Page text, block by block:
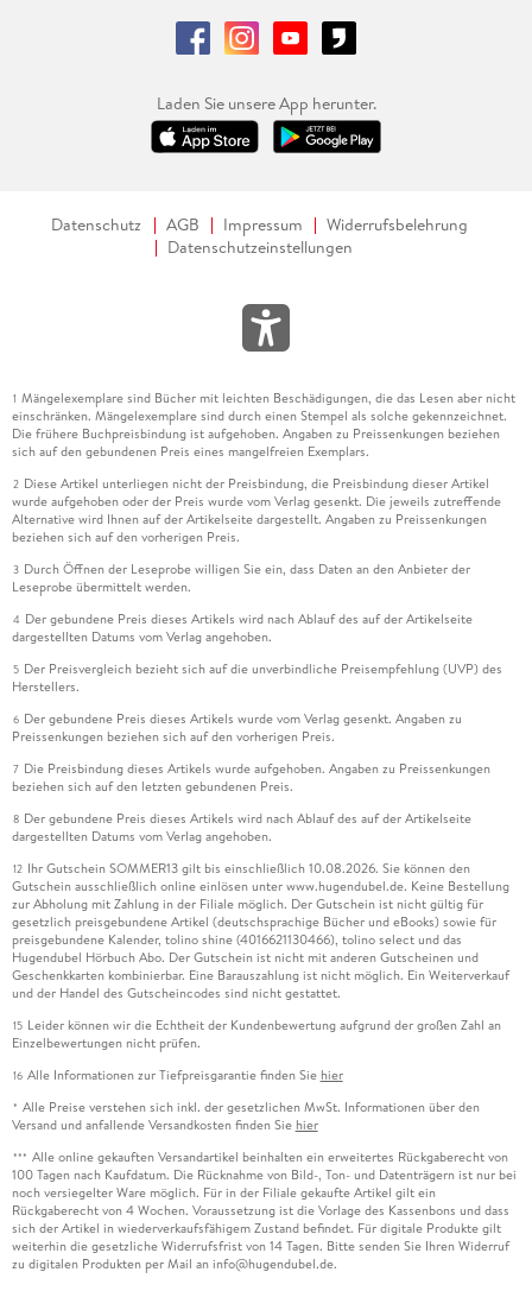
Laden Sie unsere App herunter.
Datenschutz AGB Impressum
Widerrufsbelehrung
Datenschutzeinstellungen
1 Mängelexemplare sind Bücher mit leichten Beschädigungen, die das Lesen aber nicht
einschränken. Mängelexemplare sind durch einen Stempel als solche gekennzeichnet.
Die frühere Buchpreisbindung ist aufgehoben. Angaben zu Preissenkungen beziehen
sich auf den gebundenen Preis eines mangelfreien Exemplars.
2 Diese Artikel unterliegen nicht der Preisbindung, die Preisbindung dieser Artikel
wurde aufgehoben oder der Preis wurde vom Verlag gesenkt. Die jeweils zutreffende
Alternative wird Ihnen auf der Artikelseite dargestellt. Angaben zu Preissenkungen
beziehen sich auf den vorherigen Preis.
3 Durch Öffnen der Leseprobe willigen Sie ein, dass Daten an den Anbieter der
Leseprobe übermittelt werden.
4 Der gebundene Preis dieses Artikels wird nach Ablauf des auf der Artikelseite
dargestellten Datums vom Verlag angehoben.
5 Der Preisvergleich bezieht sich auf die unverbindliche Preisempfehlung (UVP) des
Herstellers.
6 Der gebundene Preis dieses Artikels wurde vom Verlag gesenkt. Angaben zu
Preissenkungen beziehen sich auf den vorherigen Preis.
7 Die Preisbindung dieses Artikels wurde aufgehoben. Angaben zu Preissenkungen
beziehen sich auf den letzten gebundenen Preis.
8 Der gebundene Preis dieses Artikels wird nach Ablauf des auf der Artikelseite
dargestellten Datums vom Verlag angehoben.
12 Ihr Gutschein SOMMER13 gilt bis einschließlich 10.08.2026. Sie können den
Gutschein ausschließlich online einlösen unter www.hugendubel.de. Keine Bestellung
zur Abholung mit Zahlung in der Filiale möglich. Der Gutschein ist nicht gültig für
gesetzlich preisgebundene Artikel (deutschsprachige Bücher und eBooks) sowie für
preisgebundene Kalender, tolino shine (4016621130466), tolino select und das
Hugendubel Hörbuch Abo. Der Gutschein ist nicht mit anderen Gutscheinen und
Geschenkkarten kombinierbar. Eine Barauszahlung ist nicht möglich. Ein Weiterverkauf
und der Handel des Gutscheincodes sind nicht gestattet.
15 Leider können wir die Echtheit der Kundenbewertung aufgrund der großen Zahl an
Einzelbewertungen nicht prüfen.
16 Alle Informationen zur Tiefpreisgarantie finden Sie hier
* Alle Preise verstehen sich inkl. der gesetzlichen MwSt. Informationen über den
Versand und anfallende Versandkosten finden Sie hier
*** Alle online gekauften Versandartikel beinhalten ein erweitertes Rückgaberecht von
100 Tagen nach Kaufdatum. Die Rücknahme von Bild-, Ton- und Datenträgern ist nur bei
noch versiegelter Ware möglich. Für in der Filiale gekaufte Artikel gilt ein
Rückgaberecht von 4 Wochen. Voraussetzung ist die Vorlage des Kassenbons und dass
sich der Artikel in wiederverkaufsfähigem Zustand befindet. Für digitale Produkte gilt
weiterhin die gesetzliche Widerrufsfrist von 14 Tagen. Bitte senden Sie Ihren Widerruf
zu digitalen Produkten per Mail an info@hugendubel.de.